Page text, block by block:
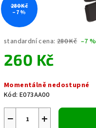
standardní cena: 280 Kč –7 %
260 Kč
cena:
Momentálně nedostupné
Kód: E073AA00
+
−
280 Kč
–7 %